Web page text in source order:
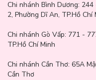
Chi nhánh Bình Dương: 244
2, Phường Dĩ An, TP.Hồ Chí
Chi nhánh Gò Vấp: 771 -
TP.Hồ Chí Minh
Chi nhánh Cần Thơ: 65A
Cần Thơ